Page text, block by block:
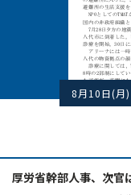
8月10日(月)
厚労省幹部人事、次官